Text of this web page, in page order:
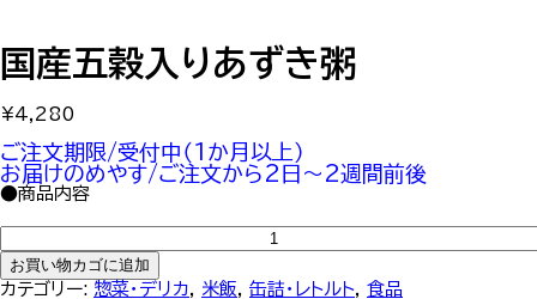
国産五穀入りあずき粥
¥4,280
ご注文期限/受付中（1か月以上）
お届けのめやす/ご注文から2日～2週間前後
●商品内容
産
五
穀
お買い物カゴに追加
カテゴリー: 惣菜・デリカ, 米飯, 缶詰・レトルト, 食品